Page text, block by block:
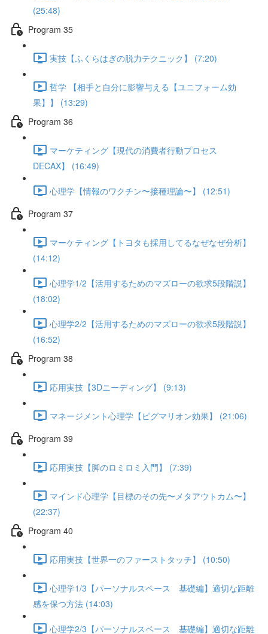
(25:48)
Program 35
実技【ふくらはぎの脱力テクニック】 (7:20)
哲学 【相手と自分に影響与える【ユニフォーム効
果】】 (13:29)
Program 36
マーケティング【現代の消費者行動プロセス
DECAX】 (16:49)
心理学【情報のワクチン〜接種理論〜】 (12:51)
Program 37
マーケティング【トヨタも採用してるなぜなぜ分析】
(14:12)
心理学1/2【活用するためのマズローの欲求5段階説】
(18:02)
心理学2/2【活用するためのマズローの欲求5段階説】
(16:52)
Program 38
応用実技【3Dニーディング】 (9:13)
マネージメント心理学【ピグマリオン効果】 (21:06)
Program 39
応用実技【脚のロミロミ入門】 (7:39)
マインド心理学【目標のその先〜メタアウトカム〜】
(22:37)
Program 40
応用実技【世界一のファーストタッチ】 (10:50)
心理学1/3【パーソナルスペース 基礎編】適切な距離
感を保つ方法 (14:03)
心理学2/3【パーソナルスペース 基礎編】適切な距離